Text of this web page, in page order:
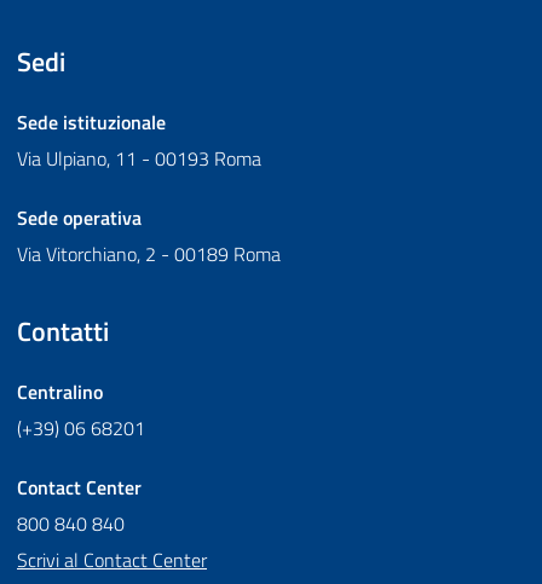
Sedi
Sede istituzionale
Via Ulpiano, 11 - 00193 Roma
Sede operativa
Via Vitorchiano, 2 - 00189 Roma
Contatti
Centralino
(+39) 06 68201
Contact Center
800 840 840
Scrivi al Contact Center